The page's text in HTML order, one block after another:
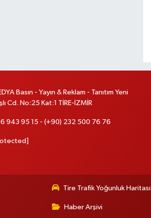
Basın - Yayın & Reklam - Tanıtım Yeni
Cd. No:25 Kat:1 TİRE-İZMİR
943 95 15 - (+90) 232 500 76 76
Tire Trafik Yoğunluk Haritası
Haber Arşivi